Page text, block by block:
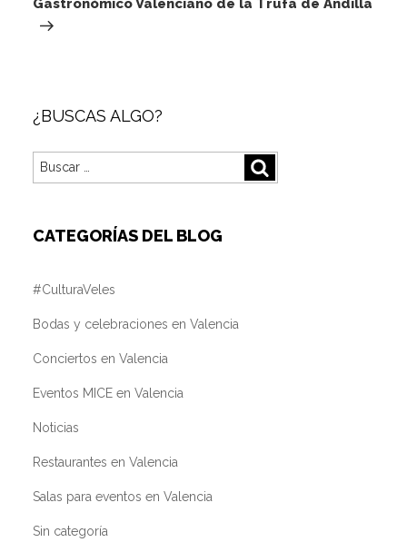
Gastronómico Valenciano de la Trufa de Andilla
¿BUSCAS ALGO?
Buscar
por:
CATEGORÍAS DEL BLOG
#CulturaVeles
Bodas y celebraciones en Valencia
Conciertos en Valencia
Eventos MICE en Valencia
Noticias
Restaurantes en Valencia
Salas para eventos en Valencia
Sin categoría